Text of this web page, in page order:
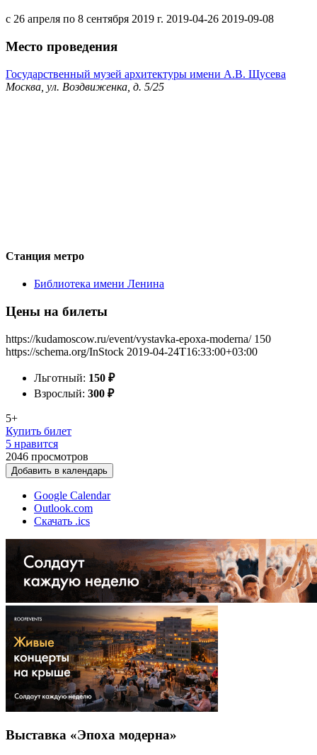
с 26 апреля по 8 сентября 2019 г. 2019-04-26 2019-09-08
Место проведения
Государственный музей архитектуры имени А.В. Щусева
Москва, ул. Воздвиженка, д. 5/25
Станция метро
Библиотека имени Ленина
Цены на билеты
https://kudamoscow.ru/event/vystavka-epoxa-moderna/ 150
https://schema.org/InStock 2019-04-24T16:33:00+03:00
Льготный: 150 ₽
Взрослый: 300 ₽
5+
Купить билет
5 нравится
2046 просмотров
Добавить в календарь
Google Calendar
Outlook.com
Скачать .ics
Выставка «Эпоха модерна»